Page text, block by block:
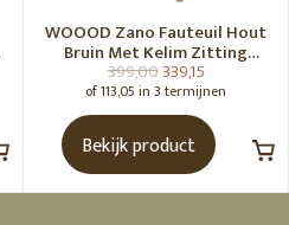
WOOOD Zano Fauteuil Hout
Bruin Met Kelim Zitting
Naturel
399,00339,15
of 113,05 in 3 termijnen
Bekijk product